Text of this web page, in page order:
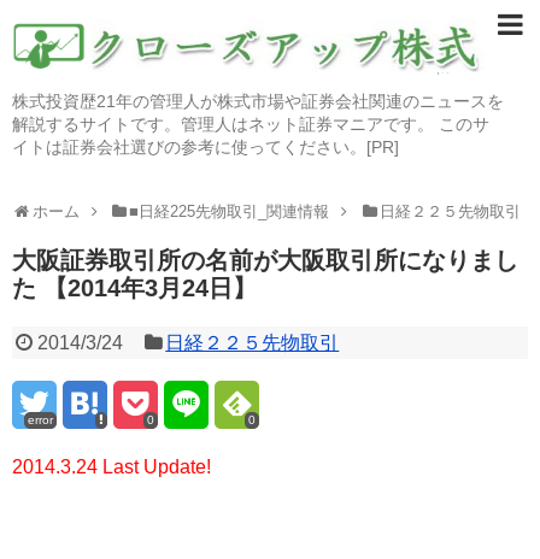
株式投資歴21年の管理人が株式市場や証券会社関連のニュースを
解説するサイトです。管理人はネット証券マニアです。 このサ
イトは証券会社選びの参考に使ってください。[PR]
ホーム ■日経225先物取引_関連情報 日経２２５先物取引
大阪証券取引所の名前が大阪取引所になりまし
た 【2014年3月24日】
2014/3/24 日経２２５先物取引
error 0 0
2014.3.24 Last Update!